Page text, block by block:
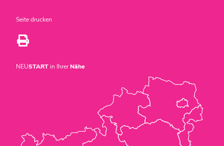
Seite drucken
NEUSTARTin IhrerNähe